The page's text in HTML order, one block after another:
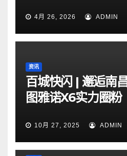
4月 26, 2026 ADMIN
资讯
百城快闪 | 邂逅南
图雅诺X6实力圈粉
10月 27, 2025 ADMIN